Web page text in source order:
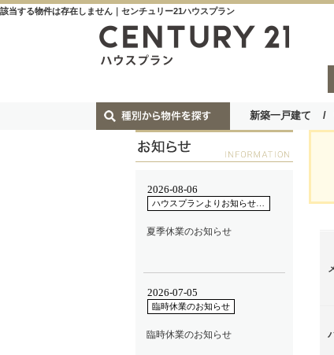
該当する物件は存在しません｜センチュリー21ハウスプラン
新築一戸建て